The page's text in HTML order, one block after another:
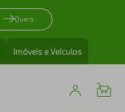
Quero
Imóveis e Veículos